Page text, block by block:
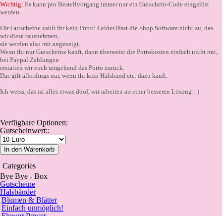
Wichtig: Es kann pro Bestellvorgang immer nur ein Gutschein-Code eingelöst
werden.
Für Gutscheine zahlt ihrkein Porto! Leider lässt die Shop Software nicht zu, das
wir diese rausnehmen,
sie werden also mit angezeigt.
Wenn ihr nur Gutscheine kauft, dann überweist die Portokosten einfach nicht mit,
bei Paypal Zahlungen
erstatten wir euch umgehend das Porto zurück.
Das gilt allerdings nur, wenn ihr kein Halsband etc. dazu kauft.
Ich weiss, das ist alles etwas doof, wir arbeiten an einer besseren Lösung :-)
Verfügbare Optionen:
Gutscheinwert::
In den Warenkorb
Categories
Bye Bye - Box
Gutscheine
Halsbänder
Blumen & Blätter
Einfach unmöglich!